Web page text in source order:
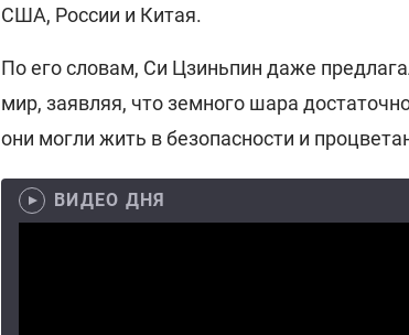
США, России и Китая.
По его словам, Си Цзиньпин даже
мир, заявляя, что земного шара
они могли жить в безопасности и
ВИДЕО ДНЯ